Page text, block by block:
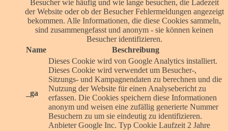
Besucher wie häufig und wie lange besuchen, die Ladezeit
der Website oder ob der Besucher Fehlermeldungen angezeigt
bekommen. Alle Informationen, die diese Cookies sammeln,
sind zusammengefasst und anonym - sie können keinen
Besucher identifizieren.
Name
Beschreibung
_ga
Dieses Cookie wird von Google Analytics installiert.
Dieses Cookie wird verwendet um Besucher-,
Sitzungs- und Kampagnendaten zu berechnen und die
Nutzung der Website für einen Analysebericht zu
erfassen. Die Cookies speichern diese Informationen
anonym und weisen eine zufällig generierte Nummer
Besuchern zu um sie eindeutig zu identifizieren.
Anbieter Google Inc. Typ Cookie Laufzeit 2 Jahre